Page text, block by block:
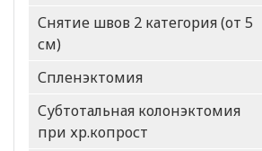
Снятие швов 2 категория (от 5
см)
Спленэктомия
Субтотальная колонэктомия
при хр.копрост